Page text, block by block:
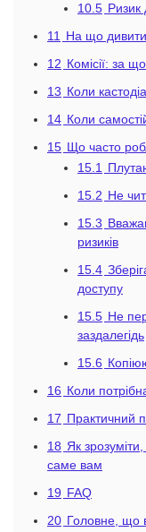
10.5 Ризик
11 На що
12 Комісії: за
13 Коли
14 Коли
15 Що часто
15.1
15.2 Не
15.3
ризиків
15.4
доступу
15.5 Не
заздалегідь
15.6
16 Коли
17 Практичний
18 Як
саме вам
19 FAQ
20 Головне, що